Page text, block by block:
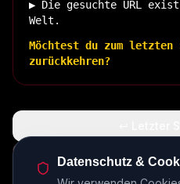
▶ Die gesuchte URL
Welt.
Möchtest du zum letzten
zurückkehren?
🏠 Zurück
Datenschutz &